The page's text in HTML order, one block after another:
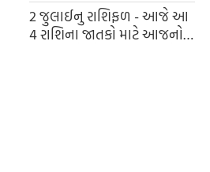
પર રહેશે ગણેશજી સાથે રિદ્ધિ-
સિદ્ધિની કૃપા, ગણેશજીને દુર્વા
અર્પણ કરો
2 જુલાઈનુ રાશિફળ - આજે આ
4 રાશિના જાતકો માટે આજનો